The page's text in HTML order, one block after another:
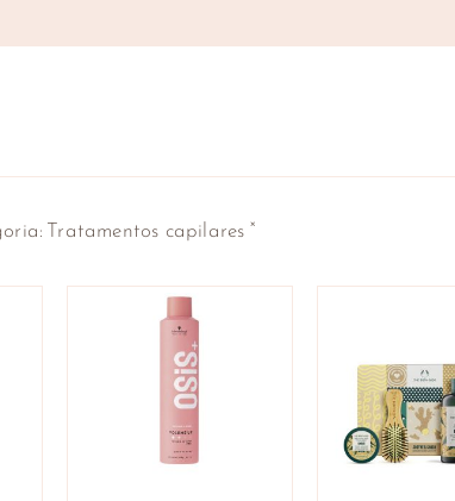
: Tratamentos capilares ×